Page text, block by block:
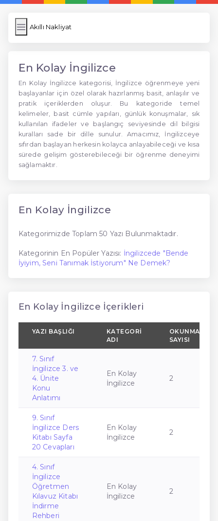
Akıllı Nakliyat
En Kolay İngilizce
En Kolay İngilizce kategorisi, İngilizce öğrenmeye yeni
başlayanlar için özel olarak hazırlanmış basit, anlaşılır ve
pratik içeriklerden oluşur. Bu kategoride temel
kelimeler, basit cümle yapıları, günlük konuşmalar, sık
kullanılan ifadeler ve başlangıç seviyesinde dil bilgisi
kuralları sade bir dille sunulur. Amacımız, İngilizceye
sıfırdan başlayan herkesin kolayca anlayabileceği ve kısa
sürede gelişim gösterebileceği bir öğrenme deneyimi
sağlamaktır.
En Kolay İngilizce
Kategorimizde Toplam 50 Yazı Bulunmaktadır.
Kategorinin En Popüler Yazısı: İngilizcede "Bende
İyiyim, Seni Tanımak İstiyorum" Ne Demek?
En Kolay İngilizce İçerikleri
YAZI BAŞLIĞI
KATEGORI
ADI
OKUNMA
SAYISI
7. Sınıf
İngilizce 3. ve
4. Ünite
Konu
Anlatımı
En Kolay
İngilizce
2
9. Sınıf
İngilizce Ders
Kitabı Sayfa
20 Cevapları
En Kolay
İngilizce
2
4. Sınıf
İngilizce
Öğretmen
Kılavuz Kitabı
İndirme
Rehberi
En Kolay
İngilizce
2